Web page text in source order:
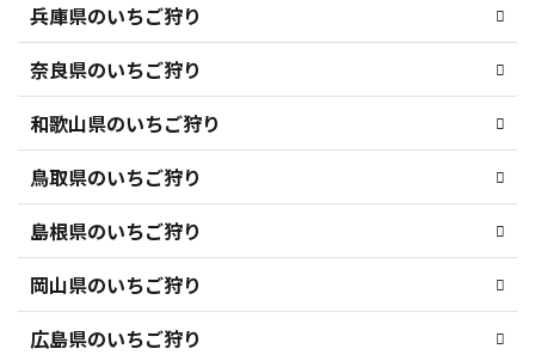
兵庫県のいちご狩り
奈良県のいちご狩り
和歌山県のいちご狩り
鳥取県のいちご狩り
島根県のいちご狩り
岡山県のいちご狩り
広島県のいちご狩り